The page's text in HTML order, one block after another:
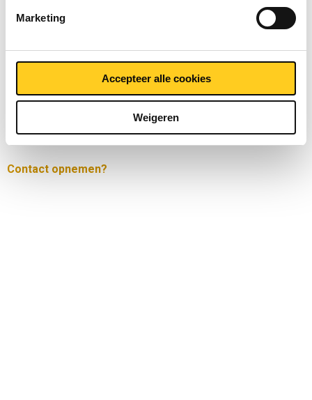
Marketing
Accepteer alle cookies
Weigeren
Contact opnemen?